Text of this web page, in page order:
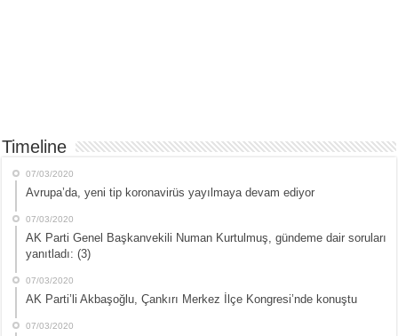
Timeline
07/03/2020
Avrupa’da, yeni tip koronavirüs yayılmaya devam ediyor
07/03/2020
AK Parti Genel Başkanvekili Numan Kurtulmuş, gündeme dair soruları
yanıtladı: (3)
07/03/2020
AK Parti’li Akbaşoğlu, Çankırı Merkez İlçe Kongresi’nde konuştu
07/03/2020